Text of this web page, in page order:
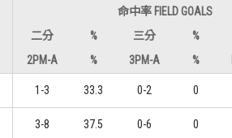
命中率 FIELD GOALS
二分 % 三分 %
2PM-A % 3PM-A %
1-3 33.3 0-2 0
3-8 37.5 0-6 0